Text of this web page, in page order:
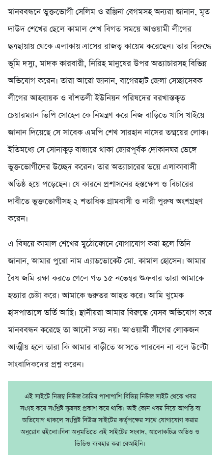
মানববন্ধনে ভুক্তভোগী সেলিম ও রঞ্জিনা বেগমসহ অন্যরা জানান, মৃত
দাউদ শেখের ছেলে কামাল শেখ বিগত সময়ে আওয়ামী লীগের
ছত্রছায়ায় থেকে এলাকায় ত্রাসের রাজত্ব কায়েম করেছেন। তার বিরুদ্ধে
ভূমি দস্যু, মাদক কারবারী, নিরিহ মানুষের উপর অত্যাচারসহ বিভিন্ন
অভিযোগ করেন। তারা আরো জানান, বাগেরহাট জেলা সেচ্ছাসেবক
লীগের আহবায়ক ও বাঁশতলী ইউনিয়ন পরিষদের বরখাস্তকৃত
চেয়ারম্যান ভিপি সোহেল কে নিমন্ত্রণ করে নিজ বাড়িতে খাসি খাইয়ে
জানান দিয়েছে সে সাবেক এমপি শেখ সারহান নাসের তম্ময়ের লোক।
ইতিমধ্যে সে সোনাকুড় বাজারে থাকা জোরপূর্বক দোকানঘর ভেঙ্গে
ভুক্তভোগীদের উচ্ছেদ করেন। তার অত্যাচারের ভয়ে এলাকাবাসী
অতিষ্ঠ হয়ে পড়েছেন। যে কারনে প্রশাসনের হস্তক্ষেপ ও বিচারের
দাবীতে ভুক্তভোগীসহ ২ শতাধিক গ্রামবাসী ও নারী পুরুষ অংশগ্রহণ
করেন।
এ বিষয়ে কামাল শেখের মুৃঠোফোনে যোগাযোগ করা হলে তিনি
জানান, আমার পুরো নাম এ্যাডভোকেট মো. কামাল হোসেন। আমার
বৈধ জমি রক্ষা করতে গেলে গত ১৫ নভেম্বর শুক্রবার তারা আমাকে
হত্যার চেষ্টা করে। আমাকে গুরুতর আহত করে। আমি খুমেক
হাসপাতালে ভর্তি আছি। স্থানীয়রা আমার বিরুদ্ধে যেসব অভিযোগ করে
মানববন্ধন করেছে তা আদৌ সত্য নয়। আওয়ামী লীগের লোকজন
আত্মীয় হলে তারা কি আমার বাড়ীতে আসতে পারবেন না বলে উল্টো
সাংবাদিকদের প্রশ্ন করেন।
এই সাইটে নিজম্ব নিউজ তৈরির পাশাপাশি বিভিন্ন নিউজ সাইট থেকে খবর
সংগ্রহ করে সংশ্লিষ্ট সূত্রসহ প্রকাশ করে থাকি। তাই কোন খবর নিয়ে আপত্তি বা
অভিযোগ থাকলে সংশ্লিষ্ট নিউজ সাইটের কর্তৃপক্ষের সাথে যোগাযোগ করার
অনুরোধ রইলো।বিনা অনুমতিতে এই সাইটের সংবাদ, আলোকচিত্র অডিও ও
ভিডিও ব্যবহার করা বেআইনি।